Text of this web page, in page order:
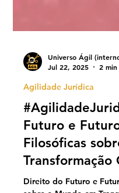
Jul 22, 2025
Agilidade Jurídica
Futuro e
Filosóficas